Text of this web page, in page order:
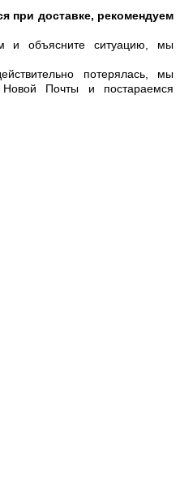
при доставке, рекомендуем
и объясните ситуацию, мы
потерялась, мы
Почты и постараемся